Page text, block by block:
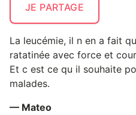
JE PARTAGE
La leucémie, il n en a fait
ratatinée avec force et
Et c est ce qu il souhaite
malades.
— Mateo